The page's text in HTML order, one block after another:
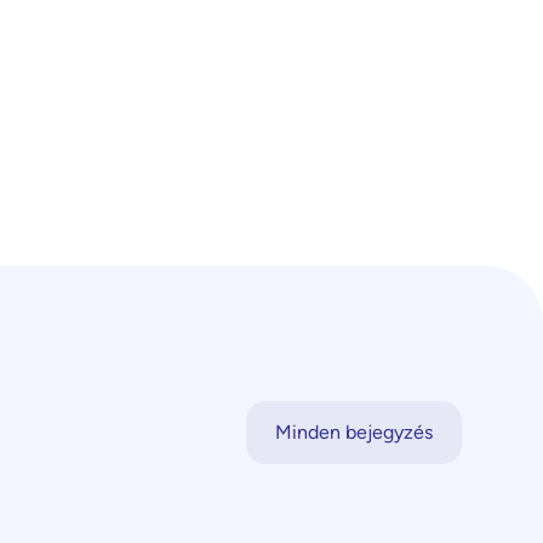
Minden bejegyzés